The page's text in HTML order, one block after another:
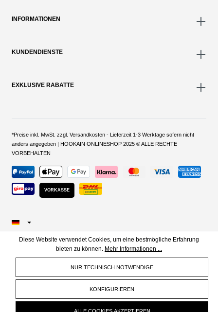
INFORMATIONEN
KUNDENDIENSTE
EXKLUSIVE RABATTE
*Preise inkl. MwSt. zzgl. Versandkosten - Lieferzeit 1-3 Werktage sofern nicht
anders angegeben | HOOKAIN ONLINESHOP 2025 © ALLE RECHTE
VORBEHALTEN
VORKASSE
Diese Website verwendet Cookies, um eine bestmögliche Erfahrung
bieten zu können. Mehr Informationen ...
NUR TECHNISCH NOTWENDIGE
KONFIGURIEREN